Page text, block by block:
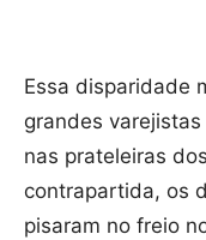
Essa disparidade
grandes
nas prateleiras
contrapartida, os
pisaram no freio